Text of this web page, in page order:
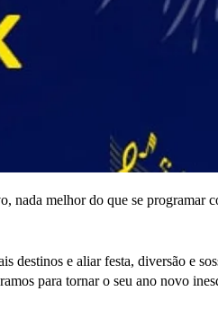
nada melhor do que se programar
destinos e aliar festa, diversão e
para tornar o seu ano novo